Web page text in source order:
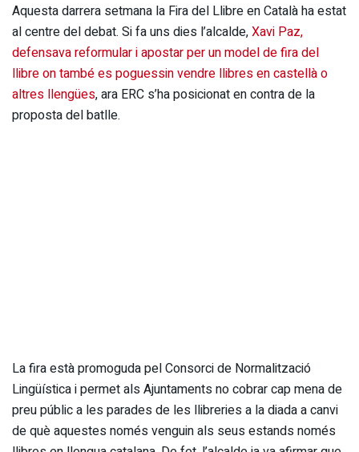
Aquesta darrera setmana la Fira del Llibre en Català ha estat
al centre del debat. Si fa uns dies l’alcalde,Xavi Paz,
defensava reformular i apostar per un model de fira del
llibre on també es poguessin vendre llibres en castellà o
altres llengües, ara ERC s’ha posicionat en contra de la
proposta del batlle.
La fira està promoguda pel Consorci de Normalització
Lingüística i permet als Ajuntaments no cobrar cap mena de
preu públic a les parades de les llibreries a la diada a canvi
de què aquestes només venguin als seus estands només